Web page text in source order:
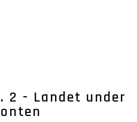
2 - Landet under